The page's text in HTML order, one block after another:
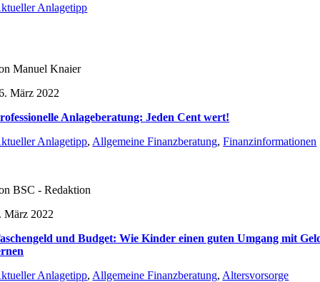
Anlagetipp
Manuel Knaier
März 2022
Anlageberatung: Jeden Cent wert!
Anlagetipp, Allgemeine Finanzberatung,Finanzinformationen
BSC - Redaktion
März 2022
und Budget: Wie Kinder einen guten Umgang mit
Anlagetipp, Allgemeine Finanzberatung, Altersvorsorge